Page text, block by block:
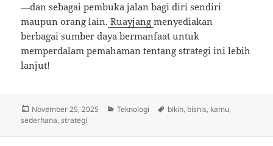
—dan sebagai pembuka jalan bagi diri sendiri
maupun orang lain. Ruayjangmenyediakan
berbagai sumber daya bermanfaat untuk
memperdalam pemahaman tentang strategi ini lebih
lanjut!
Posted
on
November 25, 2025 Categories
Teknologi Tags
bikin, bisnis, kamu,
sederhana,strategi